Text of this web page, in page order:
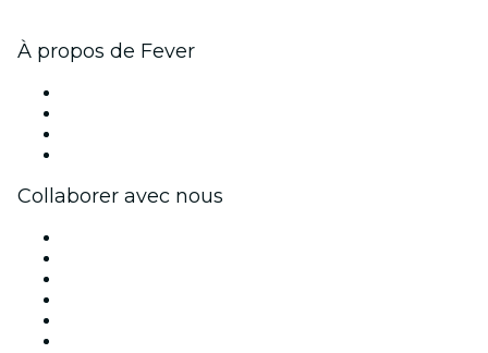
À propos de Fever
Collaborer avec nous